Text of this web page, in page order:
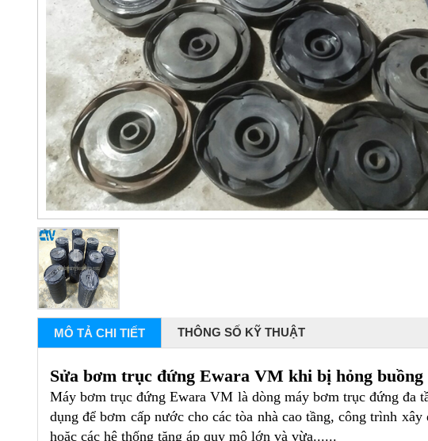
MÔ TẢ CHI TIẾT THÔNG SỐ KỸ THUẬT
Sửa bơm trục đứng Ewara VM khi bị hỏng buồng
Máy bơm trục đứng Ewara VM là dòng máy bơm trục đứng đa
dụng để bơm cấp nước cho các tòa nhà cao tầng, công trình
hoặc các hệ thống tăng áp quy mô lớn và vừa......